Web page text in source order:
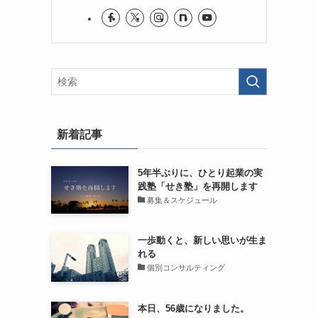
新着記事
5年半ぶりに、ひとり起業の実
践塾「せき塾」を再開します
募集＆スケジュール
一歩動くと、新しい思いが生ま
れる
個別コンサルティング
本日、56歳になりました。